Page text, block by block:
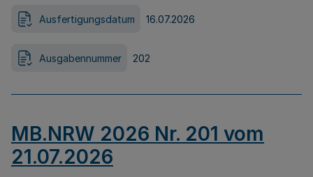
Ausfertigungsdatum 16.07.2026
Ausgabennummer 202
MB.NRW 2026 Nr. 201 vom
21.07.2026